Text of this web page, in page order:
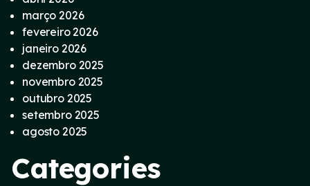
março 2026
fevereiro 2026
janeiro 2026
dezembro 2025
novembro 2025
outubro 2025
setembro 2025
agosto 2025
Categories